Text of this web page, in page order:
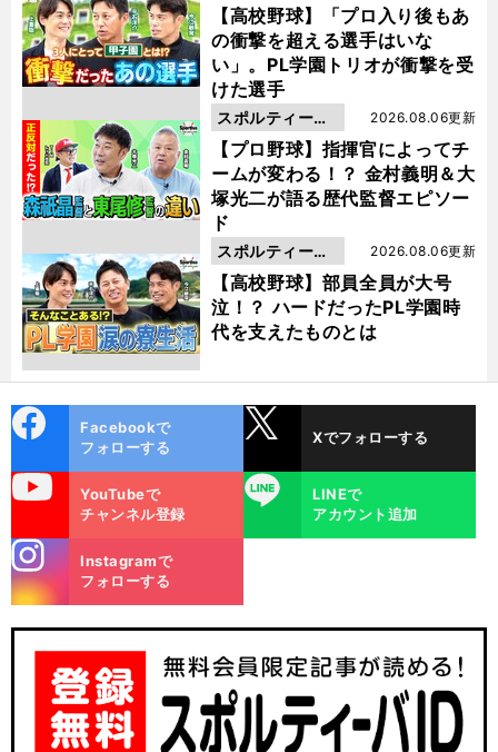
【高校野球】「プロ入り後もあ
の衝撃を超える選手はいな
い」。PL学園トリオが衝撃を受
けた選手
動画
【プロ野球】指揮官によってチ
ームが変わる！？ 金村義明＆大
塚光二が語る歴代監督エピソー
ド
2026.08.06更新
スポルティーバ
動画
【高校野球】部員全員が大号
泣！？ ハードだったPL学園時
代を支えたものとは
2026.08.06更新
スポルティーバ
動画
ok
Facebookで
フォローする
Xでフォローする
YouTubeで
チャンネル登録
LINE
LINEで
アカウント追加
m
Instagramで
フォローする